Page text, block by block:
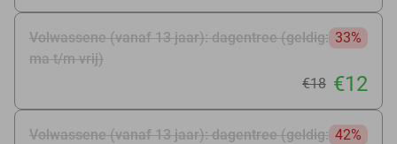
Volwassene (vanaf 13 jaar): dagentree (geldig:
ma t/m vrij)
33%
€18 €12
Volwassene (vanaf 13 jaar): dagentree (geldig: 42%